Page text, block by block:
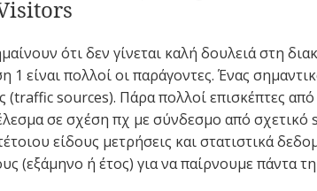
ότι δεν γίνεται καλή δουλειά στη
1 είναι πολλοί οι παράγοντες. Ένας
(traffic sources). Πάρα πολλοί επισκέπτες
σε σχέση πχ με σύνδεσμο από σχετικό
είδους μετρήσεις και στατιστικά
(εξάμηνο ή έτος) για να παίρνουμε πάντα